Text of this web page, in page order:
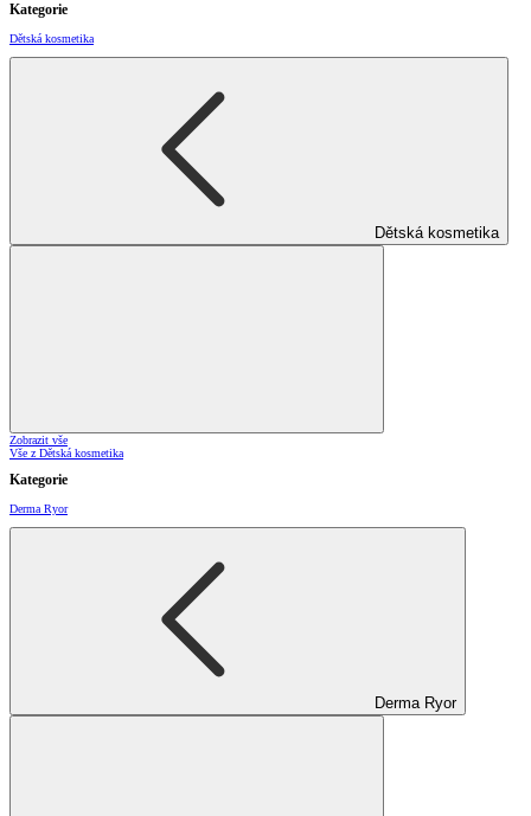
Kategorie
Dětská kosmetika
Dětská kosmetika
Zobrazit vše
Vše z Dětská kosmetika
Kategorie
Derma Ryor
Derma Ryor